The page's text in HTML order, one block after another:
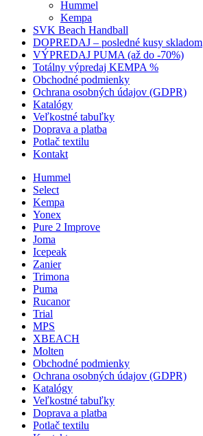
Hummel
Kempa
SVK Beach Handball
DOPREDAJ – posledné kusy skladom
VÝPREDAJ PUMA (až do -70%)
Totálny výpredaj KEMPA %
Obchodné podmienky
Ochrana osobných údajov (GDPR)
Katalógy
Veľkostné tabuľky
Doprava a platba
Potlač textilu
Kontakt
Hummel
Select
Kempa
Yonex
Pure 2 Improve
Joma
Icepeak
Zanier
Trimona
Puma
Rucanor
Trial
MPS
XBEACH
Molten
Obchodné podmienky
Ochrana osobných údajov (GDPR)
Katalógy
Veľkostné tabuľky
Doprava a platba
Potlač textilu